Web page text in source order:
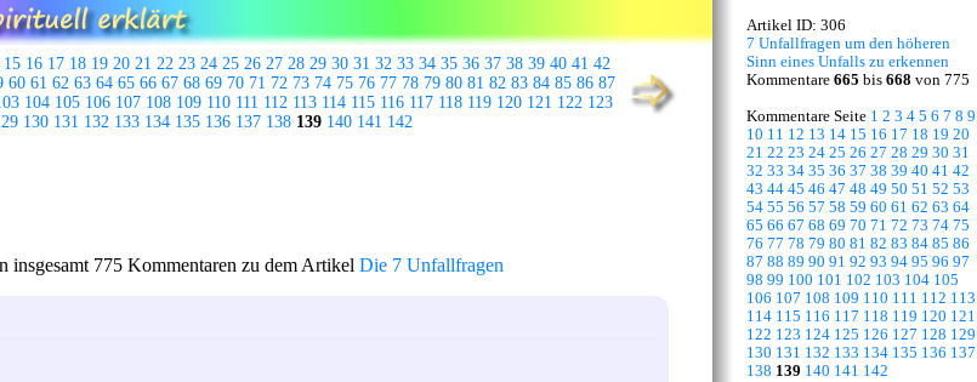
15 16 17 18 19 20 21 22 23 24 25 26 27 28 29 30 31 32 33 34 35 36 37 38 39 40 41 42
60 61 62 63 64 65 66 67 68 69 70 71 72 73 74 75 76 77 78 79 80 81 82 83 84 85 86 87
104 105 106 107 108 109 110 111 112 113 114 115 116 117 118 119 120 121 122 123
130 131 132 133 134 135 136 137 138 139 140 141 142
insgesamt 775 Kommentaren zu dem Artikel Die 7 Unfallfragen
Artikel ID: 306
7 Unfallfragen um den höheren
Sinn eines Unfalls zu erkennen
Kommentare 665 bis 668 von 775
Kommentare Seite 1 2 3 4 5 6 7 8 9
10 11 12 13 14 15 16 17 18 19 20
21 22 23 24 25 26 27 28 29 30 31
32 33 34 35 36 37 38 39 40 41 42
43 44 45 46 47 48 49 50 51 52 53
54 55 56 57 58 59 60 61 62 63 64
65 66 67 68 69 70 71 72 73 74 75
76 77 78 79 80 81 82 83 84 85 86
87 88 89 90 91 92 93 94 95 96 97
98 99 100 101 102 103 104 105
106 107 108 109 110 111 112 113
114 115 116 117 118 119 120 121
122 123 124 125 126 127 128 129
130 131 132 133 134 135 136 137
138 139 140 141 142